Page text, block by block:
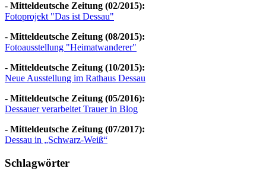
- Mitteldeutsche Zeitung (02/2015):
Fotoprojekt "Das ist Dessau"
- Mitteldeutsche Zeitung (08/2015):
Fotoausstellung "Heimatwanderer"
- Mitteldeutsche Zeitung (10/2015):
Neue Ausstellung im Rathaus Dessau
- Mitteldeutsche Zeitung (05/2016):
Dessauer verarbeitet Trauer in Blog
- Mitteldeutsche Zeitung (07/2017):
Dessau in „Schwarz-Weiß“
Schlagwörter